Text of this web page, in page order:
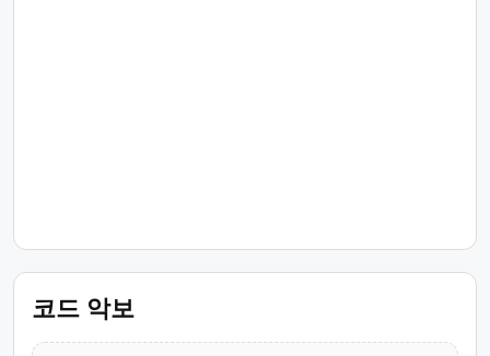
코드 악보